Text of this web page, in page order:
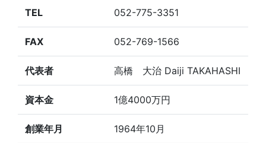
TEL 052-775-3351
FAX 052-769-1566
代表者 高橋 大治 Daiji TAKAHASHI
資本金 1億4000万円
創業年月 1964年10月